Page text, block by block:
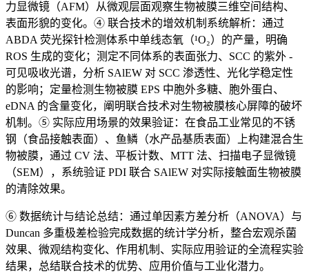
力显微镜（AFM）从微观层面观察生物被膜三维空间结构、
表面形貌的变化。④ 联合技术的增效机制系统解析：通过
ABDA 荧光探针检测体系中单线态氧（¹O₂）的产量，明确
ROS 生成的变化；测定不同体系的表面张力、SCC 的紫外 -
可见吸收光谱，分析 SAlEW 对 SCC 渗透性、光化学稳定性
的影响；定量检测生物被膜 EPS 中胞外多糖、胞外蛋白、
eDNA 的含量变化，阐明联合技术对生物被膜核心屏障的破坏
机制。⑤ 实际应用场景的效果验证：在食品工业常见的不锈
钢（食品接触表面）、鱼鳞（水产品基质表面）上构建混合生
物被膜，通过 CV 法、平板计数、MTT 法、扫描电子显微镜
（SEM），系统验证 PDI 联合 SAlEW 对实际接触面生物被膜
的清除效果。
⑥ 数据统计与结论总结：通过单因素方差分析（ANOVA）与
Duncan 多重极差检验完成数据的统计学分析，整合宏观杀菌
效果、微观结构变化、作用机制、实际应用验证的全流程实验
结果，总结联合技术的优势、应用价值与工业化潜力。